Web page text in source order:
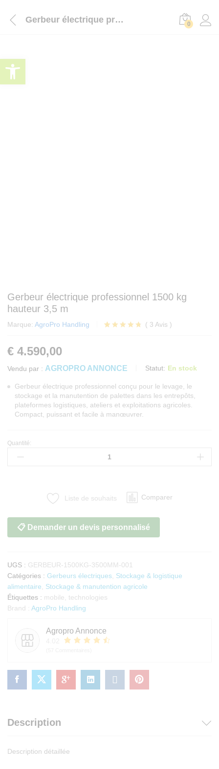
Gerbeur électrique professionnel 1500 kg hauteur 3,5 m 0
Gerbeur électrique professionnel 1500 kg
hauteur 3,5 m
Marque: AgroPro Handling
notations
( 3 Avis )
€ 4.590,00
Vendu par : AGROPRO ANNONCE Statut: En stock
Gerbeur électrique professionnel conçu pour le levage, le
stockage et la manutention de palettes dans les entrepôts,
plateformes logistiques, ateliers et exploitations agricoles.
Compact, puissant et facile à manœuvrer.
Gerbeur
électrique
m
quantité
Quantité:
Liste de souhaits Comparer
📋 Demander un devis personnalisé
UGS : GERBEUR-1500KG-3500MM-001
Catégories : Gerbeurs électriques Stockage & logistique
alimentaire
Stockage & manutention agricole
Étiquettes : mobile
technologies
Brand : AgroPro Handling
Agropro Annonce
Description
Description détaillée
Ouvrir la barre d’outils